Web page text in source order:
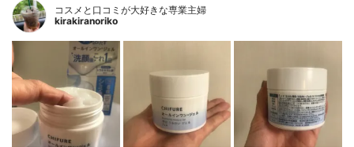
コスメと口コミが大好きな専業主婦
kirakiranoriko